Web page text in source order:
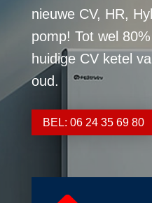
nieuwe CV, HR,
pomp! Tot wel
huidige CV ketel
oud.
BEL: 06 24 35 69 80